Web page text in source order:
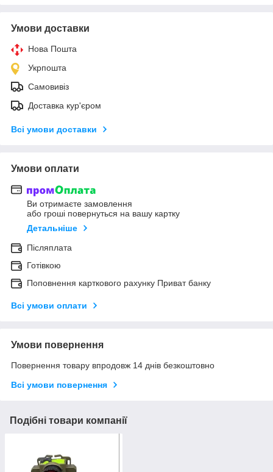
Умови доставки
Нова Пошта
Укрпошта
Самовивіз
Доставка кур'єром
Всі умови доставки
Умови оплати
Ви отримаєте замовлення
або гроші повернуться на вашу картку
Детальніше
Післяплата
Готівкою
Поповнення карткового рахунку Приват банку
Всі умови оплати
Умови повернення
Повернення товару впродовж 14 днів безкоштовно
Всі умови повернення
Подібні товари компанії